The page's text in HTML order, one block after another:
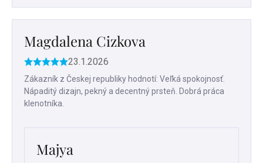
Magdalena Cizkova
Hodnotenie
produktu
je
5
23.1.2026
Zákazník z Českej republiky hodnotí: Veľká spokojnosť.
Nápaditý dizajn, pekný a decentný prsteň. Dobrá práca
klenotníka.
Majya